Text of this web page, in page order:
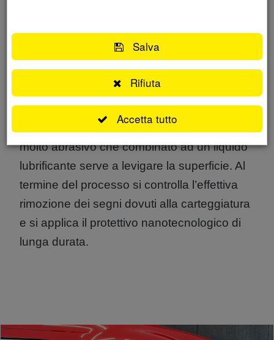
ove possibile, presenti sulla carrozzeria e
alla fine dell’operazione si applica una cera
per donare ulteriore brillantezza e garantire
l’effetto seta. Invece, il Wetsanding è
l’eliminazione del fastidioso effetto buccia
molto abrasivo che combinato ad un liquido
lubrificante serve a levigare la superficie. Al
termine del processo si controlla l’effettiva
rimozione dei segni dovuti alla carteggiatura
e si applica il protettivo nanotecnologico di
lunga durata.
media e
il nostro
Salva
Rifiuta
Accetta tutto